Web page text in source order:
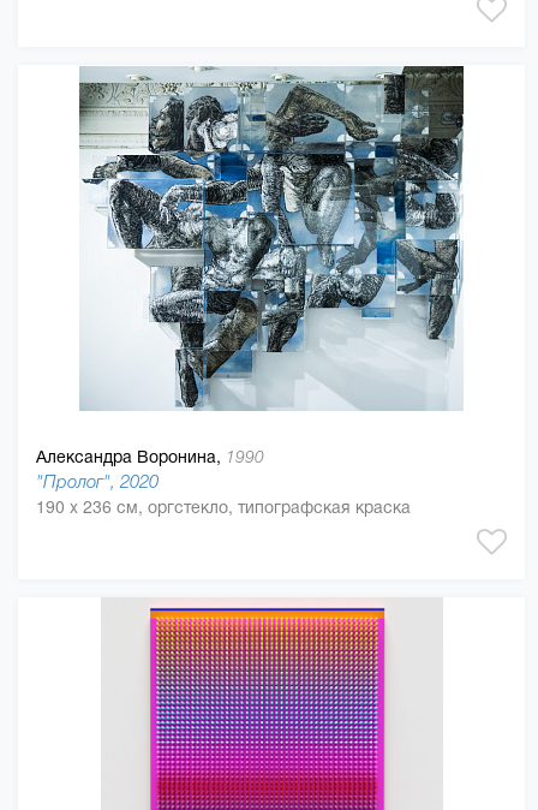
Александра Воронина, 1990
"Пролог", 2020
190 x 236 см, оргстекло, типографская краска